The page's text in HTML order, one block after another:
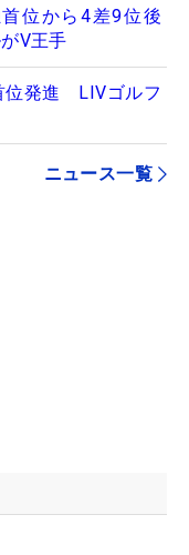
位から4差9位後
V王手
位発進 LIVゴルフ
ニュース一覧